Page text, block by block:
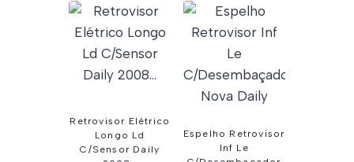
Retrovisor Elétrico
Longo Ld
C/Sensor Daily
Espelho Retrovisor
Inf Le